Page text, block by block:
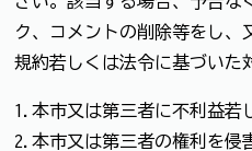
ク、コメントの削除等をし、
規約若しくは法令に基づいた
1.本市又は第三者に不利益若
2.本市又は第三者の権利を侵